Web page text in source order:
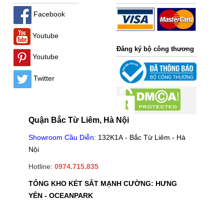
Facebook
Youtube
Youtube
Twitter
Đăng ký bộ công thương
Quận Bắc Từ Liêm, Hà Nội
Showroom Cầu Diễn: 132K1A - Bắc Từ Liêm - Hà
Nội
Hotline: 0974.715.835
TỔNG KHO KÉT SẮT MẠNH CƯỜNG: HƯNG
YÊN - OCEANPARK